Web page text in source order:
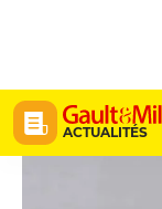
ACTUALITÉS